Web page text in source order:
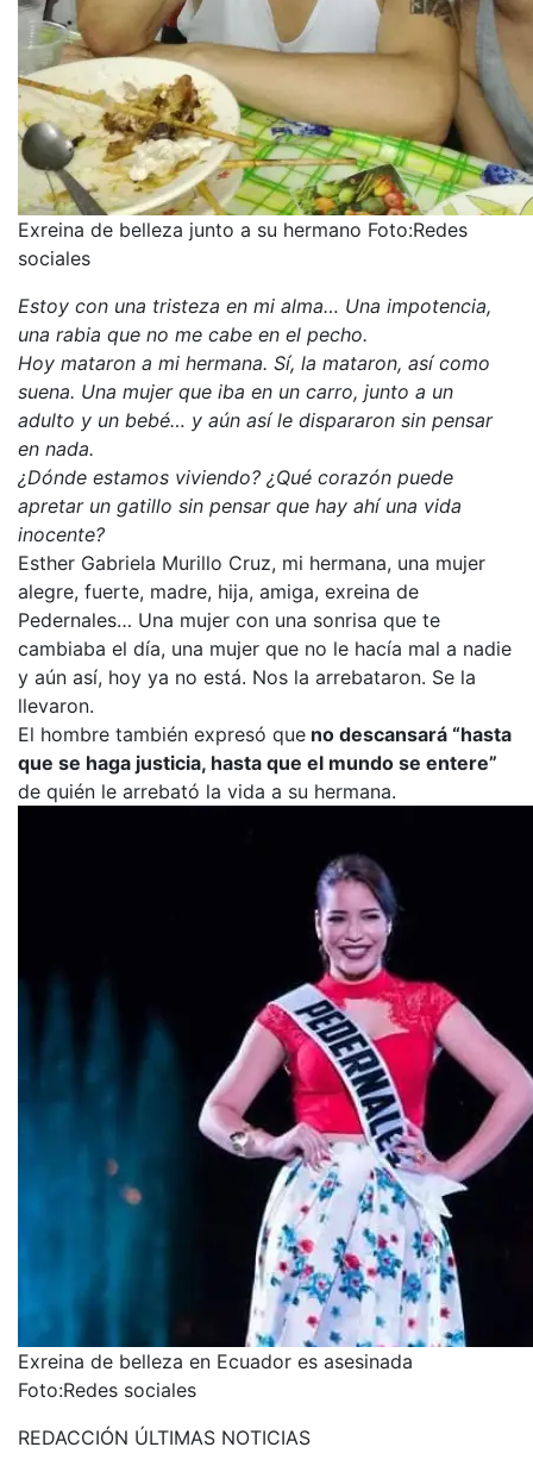
Exreina de belleza junto a su hermano Foto:Redes
sociales
Estoy con una tristeza en mi alma… Una impotencia,
una rabia que no me cabe en el pecho.
Hoy mataron a mi hermana. Sí, la mataron, así como
suena. Una mujer que iba en un carro, junto a un
adulto y un bebé… y aún así le dispararon sin pensar
en nada.
¿Dónde estamos viviendo? ¿Qué corazón puede
apretar un gatillo sin pensar que hay ahí una vida
inocente?
Esther Gabriela Murillo Cruz, mi hermana, una mujer
alegre, fuerte, madre, hija, amiga, exreina de
Pedernales… Una mujer con una sonrisa que te
cambiaba el día, una mujer que no le hacía mal a nadie
y aún así, hoy ya no está. Nos la arrebataron. Se la
llevaron.
El hombre también expresó que no descansará “hasta
que se haga justicia, hasta que el mundo se entere”
de quién le arrebató la vida a su hermana.
Exreina de belleza en Ecuador es asesinada
Foto:Redes sociales
REDACCIÓN ÚLTIMAS NOTICIAS